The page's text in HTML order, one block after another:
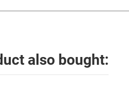
also bought: